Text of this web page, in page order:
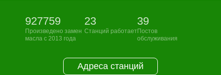
927759
Произведено замен
масла с 2013 года
23
Станций работает
39
Постов
обслуживания
Адреса станций